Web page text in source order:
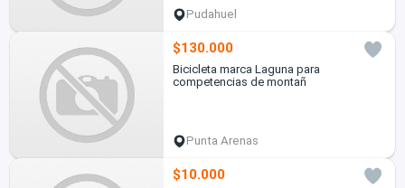
Pudahuel
$130.000
Bicicleta marca Laguna para
competencias de montañ
Punta Arenas
$10.000